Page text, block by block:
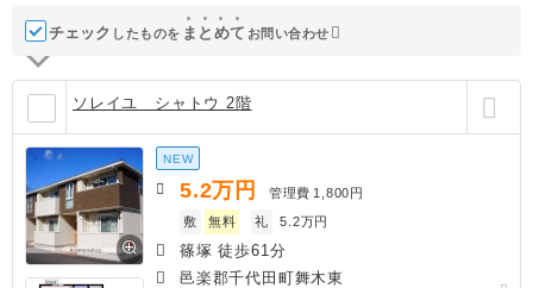
チェック したものを ま と めて お問い合わせ
ソレイユ シャトウ 2階
NEW
5.2万円 管理費 1,800円
敷
無料 礼 5.2万円
篠塚 徒歩61分
邑楽郡千代田町舞木東